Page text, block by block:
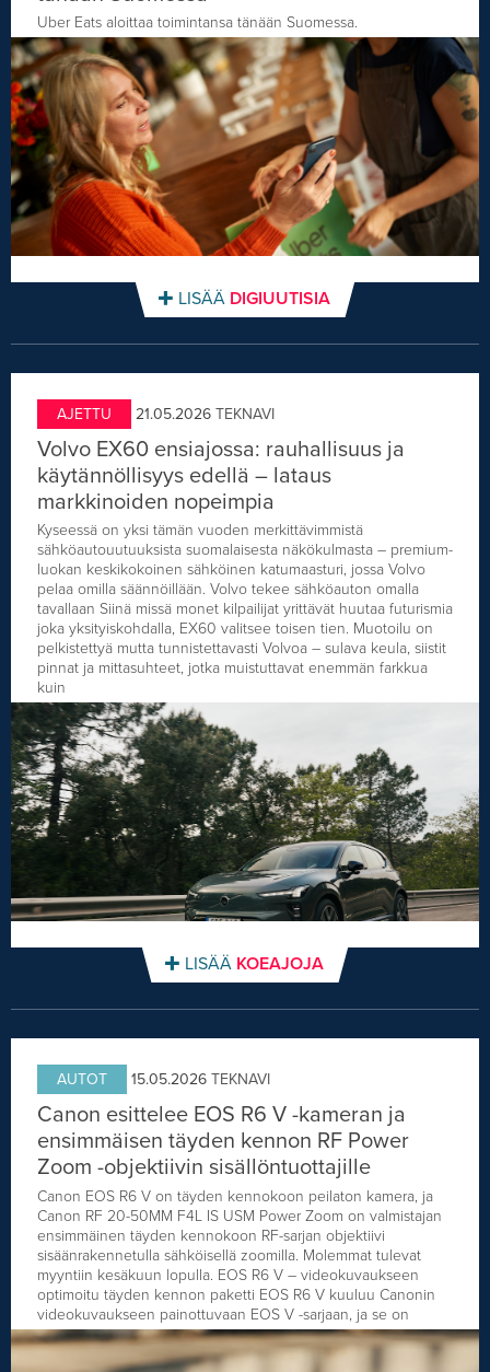
Uber Eats aloittaa toimintansa tänään Suomessa.
LISÄÄ DIGIUUTISIA
AJETTU 21.05.2026 TEKNAVI
Volvo EX60 ensiajossa: rauhallisuus ja
käytännöllisyys edellä – lataus
markkinoiden nopeimpia
Kyseessä on yksi tämän vuoden merkittävimmistä
sähköautouutuuksista suomalaisesta näkökulmasta – premium-
luokan keskikokoinen sähköinen katumaasturi, jossa Volvo
pelaa omilla säännöillään. Volvo tekee sähköauton omalla
tavallaan Siinä missä monet kilpailijat yrittävät huutaa futurismia
joka yksityiskohdalla, EX60 valitsee toisen tien. Muotoilu on
pelkistettyä mutta tunnistettavasti Volvoa – sulava keula, siistit
pinnat ja mittasuhteet, jotka muistuttavat enemmän farkkua
kuin
LISÄÄ KOEAJOJA
AUTOT 15.05.2026 TEKNAVI
Canon esittelee EOS R6 V -kameran ja
ensimmäisen täyden kennon RF Power
Zoom -objektiivin sisällöntuottajille
Canon EOS R6 V on täyden kennokoon peilaton kamera, ja
Canon RF 20-50MM F4L IS USM Power Zoom on valmistajan
ensimmäinen täyden kennokoon RF-sarjan objektiivi
sisäänrakennetulla sähköisellä zoomilla. Molemmat tulevat
myyntiin kesäkuun lopulla. EOS R6 V – videokuvaukseen
optimoitu täyden kennon paketti EOS R6 V kuuluu Canonin
videokuvaukseen painottuvaan EOS V -sarjaan, ja se on